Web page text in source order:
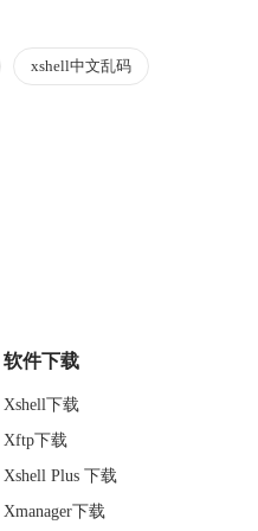
xshell中文乱码
软件下载
Xshell下载
Xftp下载
Xshell Plus 下载
Xmanager下载